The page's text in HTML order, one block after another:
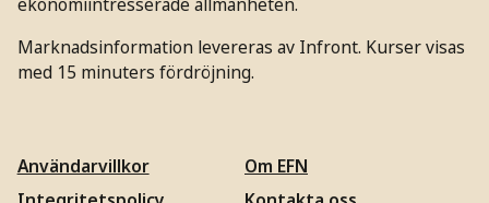
Marknadsinformation levereras av Infront. Kurser visas
med 15 minuters fördröjning.
Användarvillkor
Om EFN